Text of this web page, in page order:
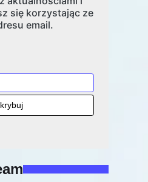
się korzystając ze
email.